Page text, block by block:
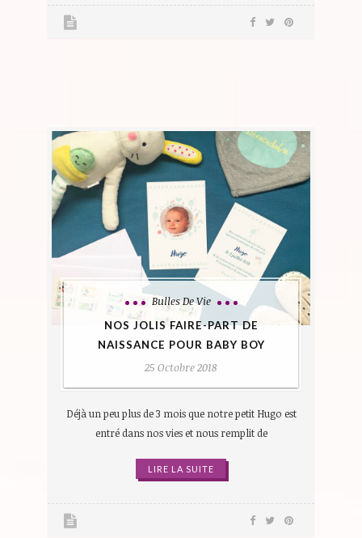
Bulles De Vie
NOS JOLIS FAIRE-PART DE
NAISSANCE POUR BABY BOY
25 Octobre 2018
Déjà un peu plus de 3 mois que notre petit Hugo est
entré dans nos vies et nous remplit de
LIRE LA SUITE